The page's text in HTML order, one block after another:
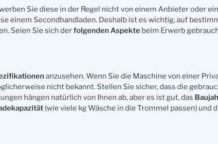
Sie diese in der Regel nicht von einem Anbieter oder
einem Secondhandladen. Deshalb ist es wichtig, auf
Seien Sie sich derfolgenden Aspekte beim Erwerb
anzusehen. Wenn Sie die Maschine von einer
nicht bekannt. Stellen Sie sicher, dass die
hängen natürlich von Ihnen ab, aber es ist gut, das
(wie viele kg Wäsche in die Trommel passen) und